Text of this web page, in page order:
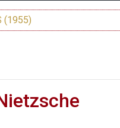
(1955)